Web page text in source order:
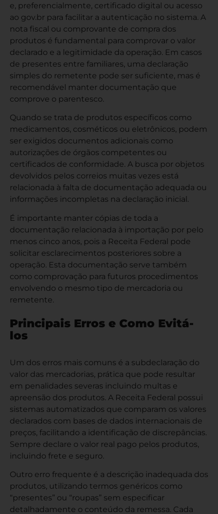
e, preferencialmente, certificado digital ou acesso
ao gov.br para facilitar a autenticação no sistema. A
nota fiscal ou comprovante de compra dos
produtos é fundamental para comprovar o valor
declarado e a legitimidade da operação. Em casos
de presentes entre familiares, uma declaração
simples do remetente pode ser suficiente, mas é
recomendável manter documentação que
comprove o parentesco.
Quando se trata de produtos específicos como
medicamentos, cosméticos ou eletrônicos, podem
ser exigidos documentos adicionais como
autorizações de órgãos competentes ou
certificados de conformidade. A busca por objetos
devolvidos pelos correios muitas vezes está
relacionada à falta de documentação adequada ou
informações incompletas na declaração inicial.
É importante manter cópias de toda a
documentação relacionada à importação por pelo
menos cinco anos, pois a Receita Federal pode
solicitar esclarecimentos posteriores sobre a
operação. Esta documentação serve também
como comprovação para futuros procedimentos
envolvendo o mesmo tipo de mercadoria ou
remetente.
Principais Erros e Como Evitá-
los
Um dos erros mais comuns é a subdeclaração do
valor das mercadorias, prática que pode resultar
em penalidades severas incluindo multas e
apreensão dos produtos. A Receita Federal possui
sistemas automatizados que comparam os valores
declarados com bases de dados internacionais de
preços, facilitando a identificação de discrepâncias.
Sempre declare o valor real pago pelos produtos,
incluindo frete e seguro.
Outro erro frequente é a descrição inadequada dos
produtos, utilizando termos genéricos como
“presentes” ou “roupas” sem especificar
detalhadamente o conteúdo da remessa. Cada